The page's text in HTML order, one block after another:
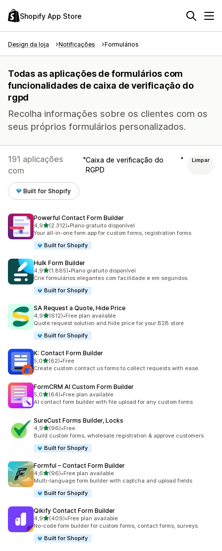
Shopify App Store
Design da loja Notificações Formulários
Todas as aplicações de formulários com
funcionalidades de caixa de verificação do
rgpd
Recolha informações sobre os clientes com os
seus próprios formulários personalizados.
191 aplicações
com
Caixa de verificação do
RGPD
Limpar
Built for Shopify
Powerful Contact Form Builder
4,9de 5 estrelas
(2.312)
2312 total de avaliações
•Plano gratuito disponível
Your all-in-one form app for custom forms, registration forms
Built for Shopify
Hulk Form Builder
4,9de 5 estrelas
(1.885)
1885 total de avaliações
•Plano gratuito disponível
Crie formulários elegantes com facilidade e em segundos.
Built for Shopify
SA Request a Quote, Hide Price
4,9de 5 estrelas
(612)
612 total de avaliações
•Free plan available
Quote request solution and hide price for your B2B store
Built for Shopify
K: Contact Form Builder
5,0de 5 estrelas
(62)
62 total de avaliações
•Free
Create custom contact us forms to collect requests with ease.
FormCRM AI Custom Form Builder
5,0de 5 estrelas
(64)
64 total de avaliações
•Free plan available
AI contact form builder with file upload for any custom forms
SureCust Forms Builder, Locks
4,9de 5 estrelas
(96)
96 total de avaliações
•Free
Build custom forms, wholesale registration & approve customers
Built for Shopify
Formful – Contact Form Builder
4,6de 5 estrelas
(96)
96 total de avaliações
•Free plan available
Multi-language form builder with captcha and upload fields
Built for Shopify
Qikify Contact Form Builder
4,9de 5 estrelas
(409)
409 total de avaliações
•Free plan available
No-code form builder for custom forms, contact forms, surveys
Built for Shopify